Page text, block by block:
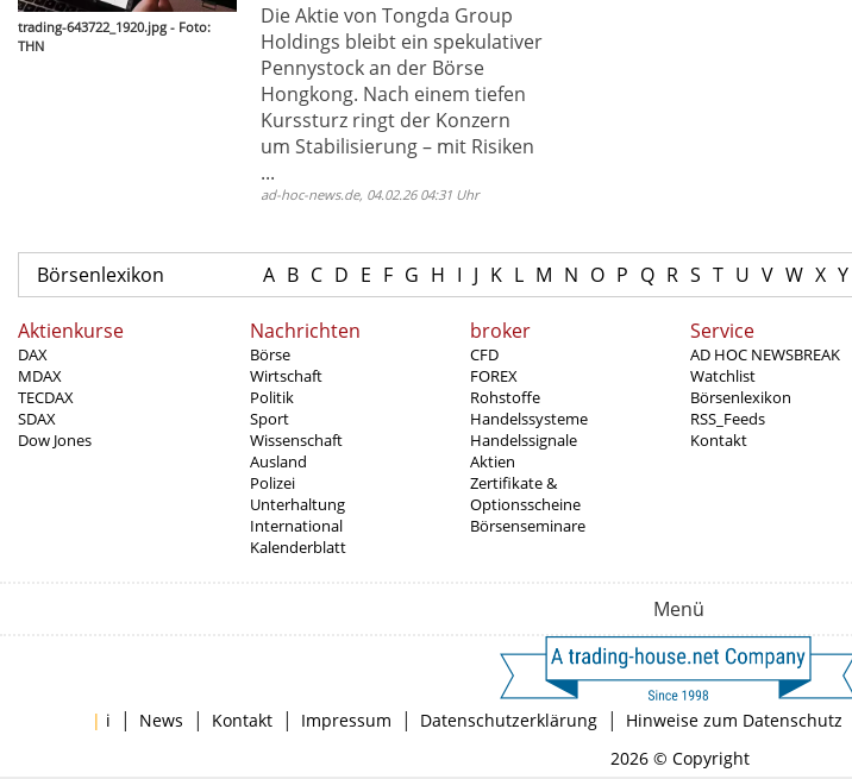
trading-643722_1920.jpg - Foto:
THN
Die Aktie von Tongda Group
Holdings bleibt ein spekulativer
Pennystock an der Börse
Hongkong. Nach einem tiefen
Kurssturz ringt der Konzern
um Stabilisierung – mit Risiken
...
ad-hoc-news.de, 04.02.26 04:31 Uhr
Börsenlexikon A B C D E F G H I J K L M N O P Q R S T U V W X Y
Aktienkurse
DAX
MDAX
TECDAX
SDAX
Dow Jones
Nachrichten
Börse
Wirtschaft
Politik
Sport
Wissenschaft
Ausland
Polizei
Unterhaltung
International
Kalenderblatt
broker
CFD
FOREX
Rohstoffe
Handelssysteme
Handelssignale
Aktien
Zertifikate &
Optionsscheine
Börsenseminare
Service
AD HOC NEWSBREAK
Watchlist
Börsenlexikon
RSS_Feeds
Kontakt
Menü
| i | News | Kontakt | Impressum | Datenschutzerklärung | Hinweise zum Datenschutz
2026 © Copyright